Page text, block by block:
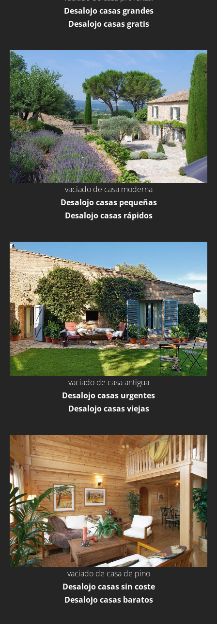
Desalojo casas grandes
Desalojo casas gratis
vaciado de casa moderna
Desalojo casas pequeñas
Desalojo casas rápidos
vaciado de casa antigua
Desalojo casas urgentes
Desalojo casas viejas
vaciado de casa de pino
Desalojo casas sin coste
Desalojo casas baratos